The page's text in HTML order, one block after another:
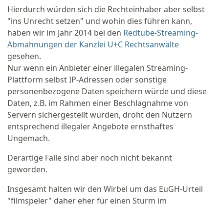
Hierdurch würden sich die Rechteinhaber aber selbst
"ins Unrecht setzen" und wohin dies führen kann,
haben wir im Jahr 2014 bei den Redtube-Streaming-
Abmahnungen der Kanzlei U+C Rechtsanwälte
gesehen.
Nur wenn ein Anbieter einer illegalen Streaming-
Plattform selbst IP-Adressen oder sonstige
personenbezogene Daten speichern würde und diese
Daten, z.B. im Rahmen einer Beschlagnahme von
Servern sichergestellt würden, droht den Nutzern
entsprechend illegaler Angebote ernsthaftes
Ungemach.
Derartige Fälle sind aber noch nicht bekannt
geworden.
Insgesamt halten wir den Wirbel um das EuGH-Urteil
"filmspeler" daher eher für einen Sturm im